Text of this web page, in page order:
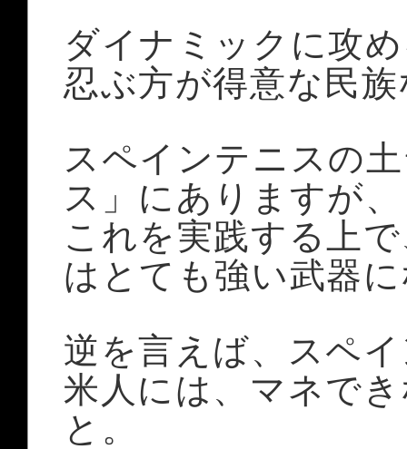
ダイナミックに攻
忍ぶ方が得意な民
スペインテニスの
ス」にありますが、
これを実践する上
はとても強い武器
逆を言えば、スペ
米人には、マネで
と。